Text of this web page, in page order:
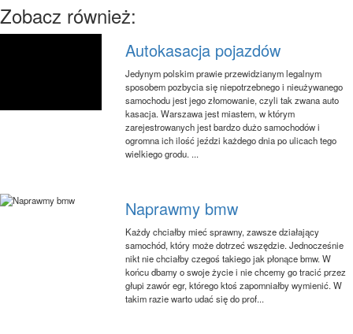
Zobacz również:
Autokasacja pojazdów
Jedynym polskim prawie przewidzianym legalnym
sposobem pozbycia się niepotrzebnego i nieużywanego
samochodu jest jego złomowanie, czyli tak zwana auto
kasacja. Warszawa jest miastem, w którym
zarejestrowanych jest bardzo dużo samochodów i
ogromna ich ilość jeździ każdego dnia po ulicach tego
wielkiego grodu. ...
Naprawmy bmw
Każdy chciałby mieć sprawny, zawsze działający
samochód, który może dotrzeć wszędzie. Jednocześnie
nikt nie chciałby czegoś takiego jak płonące bmw. W
końcu dbamy o swoje życie i nie chcemy go tracić przez
głupi zawór egr, którego ktoś zapomniałby wymienić. W
takim razie warto udać się do prof...